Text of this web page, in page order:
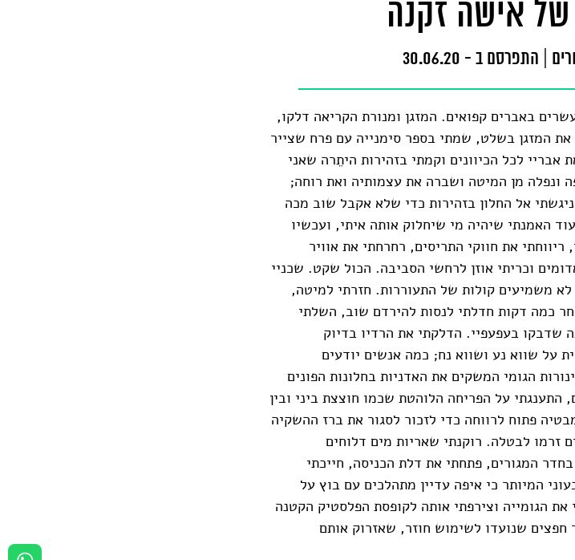
של אישה זקנה
התפרסם ב - 30.06.20
באברים קפואים. המזגן ומנורת הקריאה דלקו,
המזגן בשלט, שמתי בספר סימנייה עם פרח שצייר
לכל הכיוונים וקמתי בזהירות היתֵרה שאני
ונפלה מן המיטה ושברה את עצמותיה ואת רוחה;
אל החלון בזהירות כדי שלא אקבל שוב מכה
האמנתי שיהיה מי שיחלוק אותה איתי, ועכשיו
את חווקי התריסים, רחרחתי את אוויר
וכריתי אוזן לרחשי הסביבה. הכול שקט. שכניי
לא משמיעים קולות של התעוררות. חזרתי למיטה,
כמה דקות חדלתי לנסות להירדם שוב, השלתי
שדבקו בעפעפיי. הדלקתי את הרדיו בדיוק
על שווא נע ושווא נח; כמה אנשים יודעים
הגומי המשקים את האדניות בחלונות הפונים
התענגתי על הפריחה הלוהטת שכמו חוצצת ביני ובין
פתוח לרווחה כדי לזכור לסגור את ברז ההשקיה
זרמו לבטלה. רוקנתי שאריות מים דלוחים
המגורים, פתחתי את דלת הכניסה, חייכתי
המיותר כי איפה עדיין מתהלכים עם בוץ על
את הגומייה וצירפתי אותה לקופסת הפלסטיק הקטנה
חפצים שנועדו לשימוש חוזר, שאזרוק אותם